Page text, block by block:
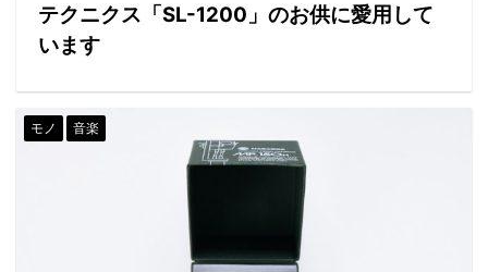
テクニクス「SL-1200」のお供に愛用して
います
モノ 音楽